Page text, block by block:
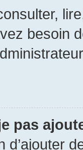
besoin
pas
d’ajouter